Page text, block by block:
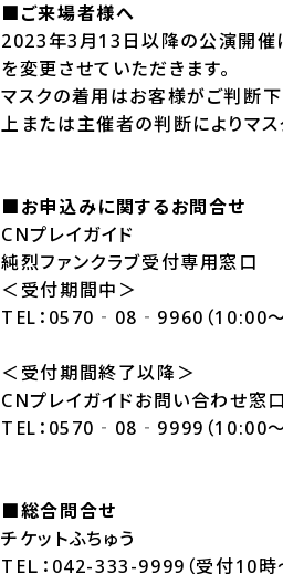
■ご来場者様へ
2023年3月13日以降の公演開催
を変更させていただきます。
マスクの着用はお客様がご判断
上または主催者の判断によりマス
■お申込みに関するお問合せ
CNプレイガイド
純烈ファンクラブ受付専用窓口
＜受付期間中＞
TEL：0570‐08‐9960（10:00～
＜受付期間終了以降＞
CNプレイガイドお問い合わせ窓口
TEL：0570‐08‐9999（10:00～
■総合問合せ
チケットふちゅう
TEＬ：042-333-9999（受付10時